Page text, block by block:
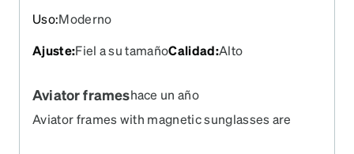
Uso:Moderno
Ajuste:Fiel a su tamañoCalidad:Alto
Aviator frameshace un año
Aviator frames with magnetic sunglasses are